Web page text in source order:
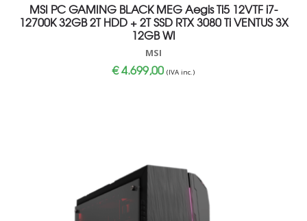
MSI PC GAMING BLACK MEG Aegis Ti5 12VTF i7-
12700K 32GB 2T HDD + 2T SSD RTX 3080 Ti VENTUS 3X
12GB WI
MSI
€4.699,00 (IVA inc.)